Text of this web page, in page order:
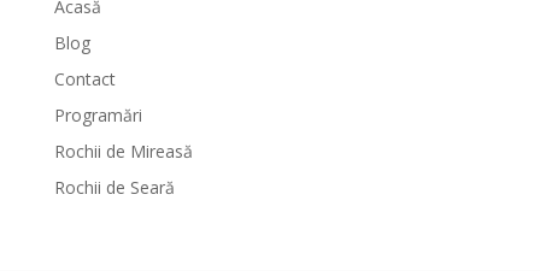
Acasă
Blog
Contact
Programări
Rochii de Mireasă
Rochii de Seară